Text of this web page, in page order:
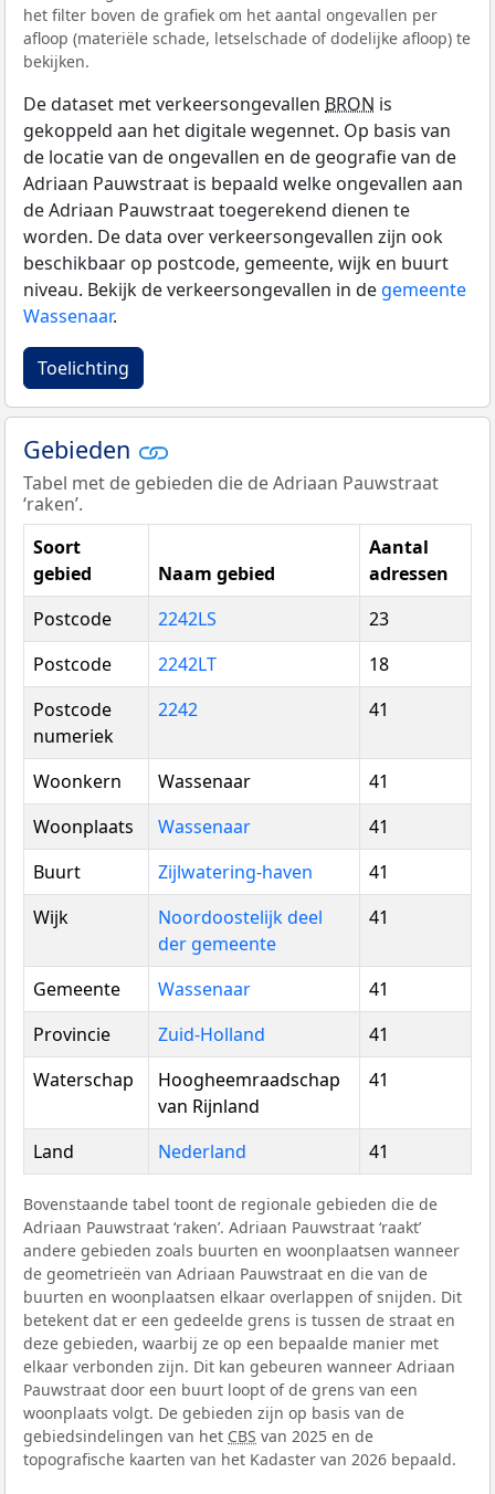
het filter boven de grafiek om het aantal ongevallen per
afloop (materiële schade, letselschade of dodelijke afloop) te
bekijken.
De dataset met verkeersongevallen BRON is
gekoppeld aan het digitale wegennet. Op basis van
de locatie van de ongevallen en de geografie van de
Adriaan Pauwstraat is bepaald welke ongevallen aan
de Adriaan Pauwstraat toegerekend dienen te
worden. De data over verkeersongevallen zijn ook
beschikbaar op postcode, gemeente, wijk en buurt
niveau. Bekijk de verkeersongevallen in de gemeente
Wassenaar.
Toelichting
Gebieden
Tabel met de gebieden die de Adriaan Pauwstraat
‘raken’.
Soort
gebied
Naam gebied
Aantal
adressen
Postcode
2242LS
23
Postcode
2242LT
18
Postcode
numeriek
2242 41
Woonkern Wassenaar
41
Woonplaats
Wassenaar
41
Buurt
Zijlwatering-haven
41
Wijk
Noordoostelijk deel
der gemeente
41
Gemeente Wassenaar
41
Provincie
Zuid-Holland
41
Waterschap
Hoogheemraadschap
van Rijnland
41
Land Nederland 41
Bovenstaande tabel toont de regionale gebieden die de
Adriaan Pauwstraat ‘raken’. Adriaan Pauwstraat ‘raakt’
andere gebieden zoals buurten en woonplaatsen wanneer
de geometrieën van Adriaan Pauwstraat en die van de
buurten en woonplaatsen elkaar overlappen of snijden. Dit
betekent dat er een gedeelde grens is tussen de straat en
deze gebieden, waarbij ze op een bepaalde manier met
elkaar verbonden zijn. Dit kan gebeuren wanneer Adriaan
Pauwstraat door een buurt loopt of de grens van een
woonplaats volgt. De gebieden zijn op basis van de
gebiedsindelingen van het CBS van 2025 en de
topografische kaarten van het Kadaster van 2026 bepaald.